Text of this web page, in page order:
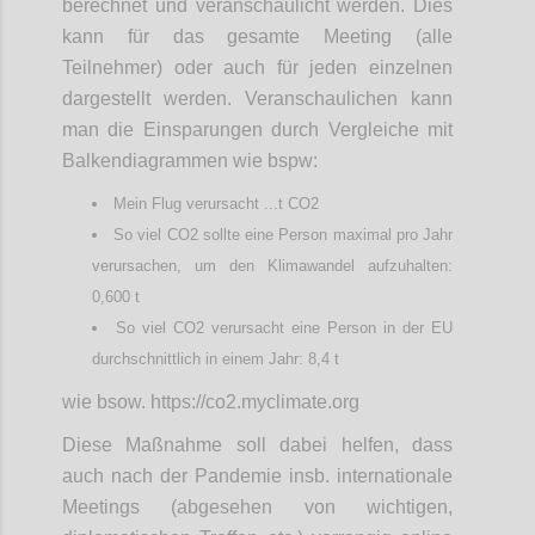
berechnet und veranschaulicht werden. Dies
kann für das gesamte Meeting (alle
Teilnehmer) oder auch für jeden einzelnen
dargestellt werden. Veranschaulichen kann
man die Einsparungen durch Vergleiche mit
Balkendiagrammen wie bspw:
Mein Flug verursacht ...t CO2
So viel CO2 sollte eine Person maximal pro Jahr
verursachen, um den Klimawandel aufzuhalten:
0,600 t
So viel CO2 verursacht eine Person in der EU
durchschnittlich in einem Jahr: 8,4 t
wie bsow. https://co2.myclimate.org
Diese Maßnahme soll dabei helfen, dass
auch nach der Pandemie insb. internationale
Meetings (abgesehen von wichtigen,